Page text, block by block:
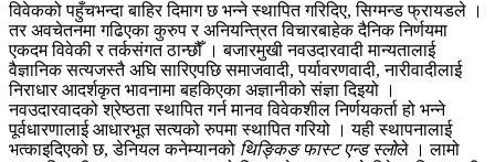
विवेकको पहुँचभन्दा बाहिर दिमाग छ भन्ने स्थापित गरिदिए, सिग्मन्ड फ्रायडले ।
तर अवचेतनमा गढिएका कुरुप र अनियन्त्रित विचारबाहेक दैनिक निर्णयमा
एकदम विवेकी र तर्कसंगत ठान्छौँ । बजारमुखी नवउदारवादी मान्यतालाई
वैज्ञानिक सत्यजस्तै अघि सारिएपछि समाजवादी, पर्यावरणवादी, नारीवादीलाई
निराधार आदर्शकृत भावनामा बहकिएका अज्ञानीको संज्ञा दिइयो ।
नवउदारवादको श्रेष्ठता स्थापित गर्न मानव विवेकशील निर्णयकर्ता हो भन्ने
पूर्वधारणालाई आधारभूत सत्यको रुपमा स्थापित गरियो । यही स्थापनालाई
भत्काइदिएको छ, डेनियल कनेम्यानको थिङ्किङ फास्ट एन्ड स्लोले । लामो